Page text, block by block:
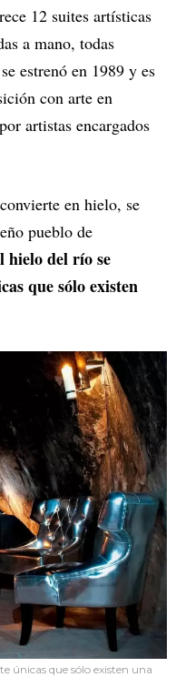
12 suites artísticas
a mano, todas
estrenó en 1989 y es
con arte en
artistas encargados
en hielo, se
pueblo de
hielo del río se
que sólo existen
únicas que sólo existen una